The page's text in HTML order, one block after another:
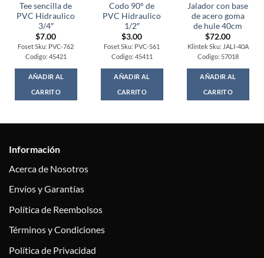
Tee sencilla de
PVC Hidraulico
3/4″
$7.00
Foset Sku: PVC-762
Codigo: 45421
AÑADIR AL
CARRITO
Codo 90° de
PVC Hidraulico
1/2″
$3.00
Foset Sku: PVC-561
Codigo: 45411
AÑADIR AL
CARRITO
Jalador con base
de acero goma
de hule 40cm
$72.00
Klintek Sku: JALI-40A
Codigo: 57018
AÑADIR AL
CARRITO
Información
Acerca de Nosotros
Envíos y Garantías
Política de Reembolsos
Términos y Condiciones
Política de Privacidad